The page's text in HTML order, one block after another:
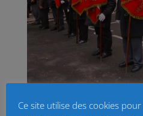
Ce site utilise des cookies